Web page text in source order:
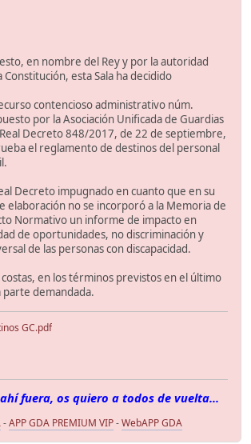
en nombre del Rey y por la autoridad
esta Sala ha decidido
contencioso administrativo núm.
por la Asociación Unificada de Guardias
Decreto 848/2017, de 22 de septiembre,
el reglamento de destinos del personal
Decreto impugnado en cuanto que en su
elaboración no se incorporó a la Memoria de
Normativo un informe de impacto en
de oportunidades, no discriminación y
de las personas con discapacidad.
costas, en los términos previstos en el último
demandada.
GC.pdf
fuera, os quiero a todos de vuelta...
-APP GDA PREMIUM VIP-WebAPP GDA